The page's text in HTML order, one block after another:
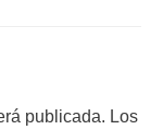
publicada. Los